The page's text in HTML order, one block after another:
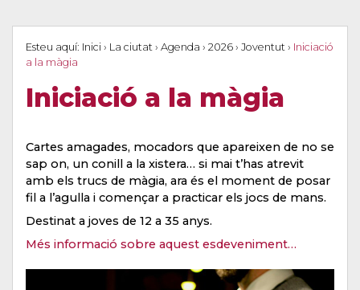
Esteu aquí: Inici › La ciutat › Agenda › 2026 › Joventut › Iniciació
a la màgia
Iniciació a la màgia
Cartes amagades, mocadors que apareixen de no se
sap on, un conill a la xistera… si mai t’has atrevit
amb els trucs de màgia, ara és el moment de posar
fil a l’agulla i començar a practicar els jocs de mans.
Destinat a joves de 12 a 35 anys.
Més informació sobre aquest esdeveniment…